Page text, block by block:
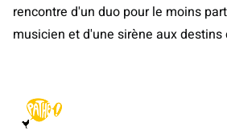
rencontre d'un duo pour le moins
musicien et d'une sirène aux destins